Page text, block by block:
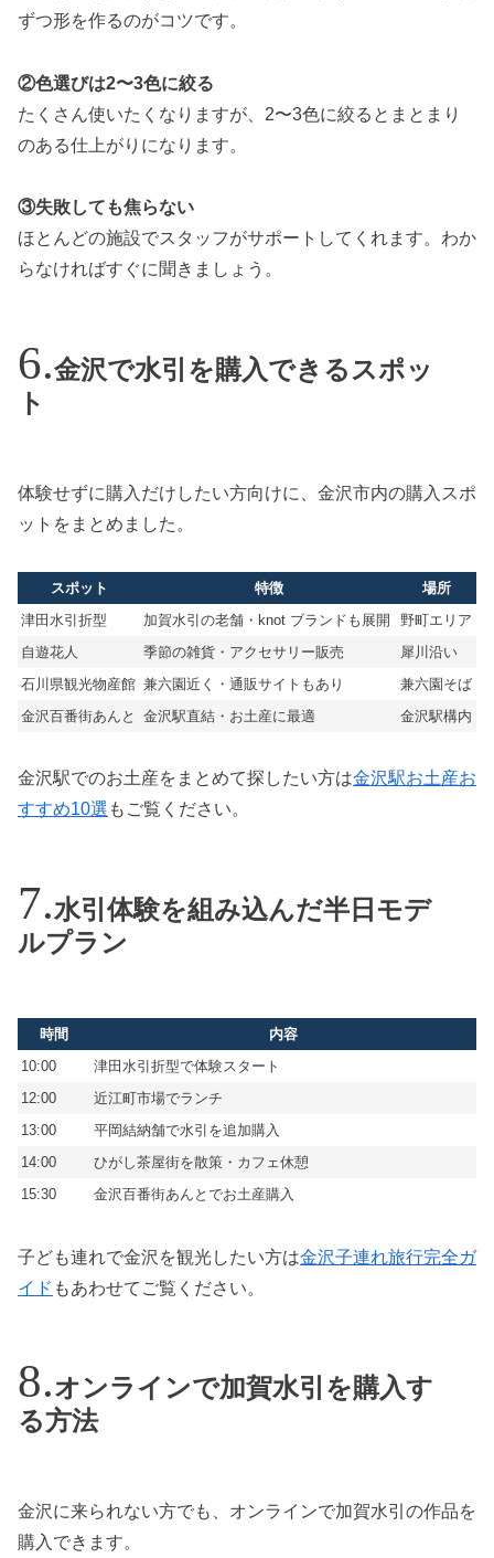
ずつ形を作るのがコツです。
②色選びは2〜3色に絞る
たくさん使いたくなりますが、2〜3色に絞るとまとまり
のある仕上がりになります。
③失敗しても焦らない
ほとんどの施設でスタッフがサポートしてくれます。わか
らなければすぐに聞きましょう。
金沢で水引を購入できるスポッ
ト
体験せずに購入だけしたい方向けに、金沢市内の購入スポ
ットをまとめました。
スポット 特徴
場所
津田水引折型
加賀水引の老舗・knot ブランドも展開
野町エリア
自遊花人
季節の雑貨・アクセサリー販売
犀川沿い
石川県観光物産館 兼六園近く・通販サイトもあり
兼六園そば
金沢百番街あんと
金沢駅直結・お土産に最適 金沢駅構内
金沢駅でのお土産をまとめて探したい方は金沢駅お土産お
すすめ10選 もご覧ください。
水引体験を組み込んだ半日モデ
ルプラン
時間
内容
10:00
津田水引折型で体験スタート
12:00
近江町市場でランチ
13:00
平岡結納舗で水引を追加購入
14:00
ひがし茶屋街を散策・カフェ休憩
15:30
金沢百番街あんとでお土産購入
子ども連れで金沢を観光したい方は金沢子連れ旅行完全ガ
イド もあわせてご覧ください。
オンラインで加賀水引を購入す
る方法
金沢に来られない方でも、オンラインで加賀水引の作品を
購入できます。